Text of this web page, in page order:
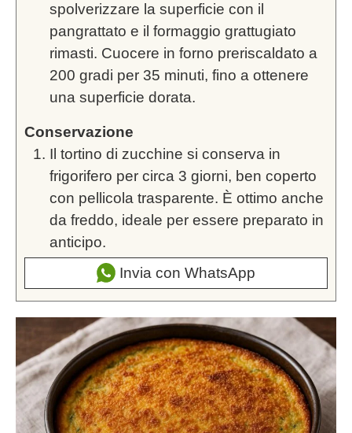
spolverizzare la superficie con il
pangrattato e il formaggio grattugiato
rimasti. Cuocere in forno preriscaldato a
200 gradi per 35 minuti, fino a ottenere
una superficie dorata.
Conservazione
Il tortino di zucchine si conserva in
frigorifero per circa 3 giorni, ben coperto
con pellicola trasparente. È ottimo anche
da freddo, ideale per essere preparato in
anticipo.
Invia con WhatsApp